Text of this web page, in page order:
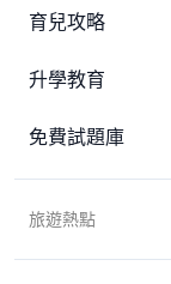
育兒攻略
升學教育
免費試題庫
旅遊熱點